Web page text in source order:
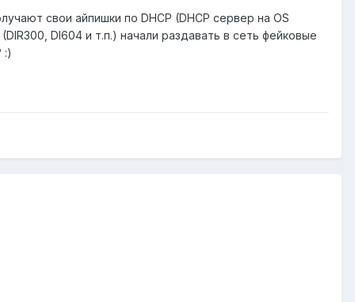
свои айпишки по DHCP (DHCP сервер на OS
DI604 и т.п.) начали раздавать в сеть фейковые
:)